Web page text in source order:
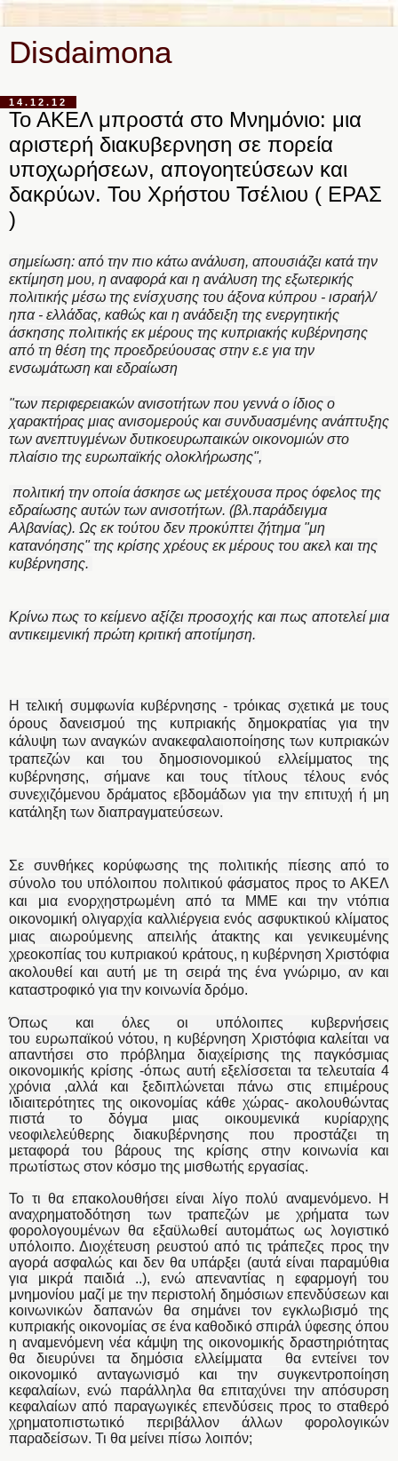
Disdaimona
14.12.12
Το ΑΚΕΛ μπροστά στο Μνημόνιο: μια
αριστερή διακυβερνηση σε πορεία
υποχωρήσεων, απογοητεύσεων και
δακρύων. Του Χρήστου Τσέλιου ( ΕΡΑΣ
)
σημείωση: από την πιο κάτω ανάλυση, απουσιάζει κατά την
εκτίμηση μου, η αναφορά και η ανάλυση της εξωτερικής
πολιτικής μέσω της ενίσχυσης του άξονα κύπρου - ισραήλ/
ηπα - ελλάδας, καθώς και η ανάδειξη της ενεργητικής
άσκησης πολιτικής εκ μέρους της κυπριακής κυβέρνησης
από τη θέση της προεδρεύουσας στην ε.ε για την
ενσωμάτωση και εδραίωση
"των περιφερειακών ανισοτήτων που γεννά ο ίδιος ο
χαρακτήρας μιας ανισομερούς και συνδυασμένης ανάπτυξης
των ανεπτυγμένων δυτικοευρωπαικών οικονομιών στο
πλαίσιο της ευρωπαϊκής ολοκλήρωσης",
πολιτική την οποία άσκησε ως μετέχουσα προς όφελος της
εδραίωσης αυτών των ανισοτήτων. (βλ.παράδειγμα
Αλβανίας). Ως εκ τούτου δεν προκύπτει ζήτημα "μη
κατανόησης" της κρίσης χρέους εκ μέρους του ακελ και της
κυβέρνησης.
Κρίνω πως το κείμενο αξίζει προσοχής και πως αποτελεί μια
αντικειμενική πρώτη κριτική αποτίμηση.
Η τελική συμφωνία κυβέρνησης - τρόικας σχετικά με τους
όρους δανεισμού της κυπριακής δημοκρατίας για την
κάλυψη των αναγκών ανακεφαλαιοποίησης των κυπριακών
τραπεζών και του δημοσιονομικού ελλείμματος της
κυβέρνησης, σήμανε και τους τίτλους τέλους ενός
συνεχιζόμενου δράματος εβδομάδων για την επιτυχή ή μη
κατάληξη των διαπραγματεύσεων.
Σε συνθήκες κορύφωσης της πολιτικής πίεσης από το
σύνολο του υπόλοιπου πολιτικού φάσματος προς το ΑΚΕΛ
και μια ενορχηστρωμένη από τα ΜΜΕ και την ντόπια
οικονομική ολιγαρχία καλλιέργεια ενός ασφυκτικού κλίματος
μιας αιωρούμενης απειλής άτακτης και γενικευμένης
χρεοκοπίας του κυπριακού κράτους, η κυβέρνηση Χριστόφια
ακολουθεί και αυτή με τη σειρά της ένα γνώριμο, αν και
καταστροφικό για την κοινωνία δρόμο.
Όπως και όλες οι υπόλοιπες κυβερνήσεις
του ευρωπαϊκού νότου, η κυβέρνηση Χριστόφια καλείται να
απαντήσει στο πρόβλημα διαχείρισης της παγκόσμιας
οικονομικής κρίσης -όπως αυτή εξελίσσεται τα τελευταία 4
χρόνια ,αλλά και ξεδιπλώνεται πάνω στις επιμέρους
ιδιαιτερότητες της οικονομίας κάθε χώρας- ακολουθώντας
πιστά το δόγμα μιας οικουμενικά κυρίαρχης
νεοφιλελεύθερης διακυβέρνησης
που προστάζει τη
μεταφορά του βάρους
της κρίσης στην κοινωνία και
πρωτίστως στον κόσμο της μισθωτής εργασίας.
Το τι θα επακολουθήσει είναι λίγο πολύ αναμενόμενο. Η
αναχρηματοδότηση των τραπεζών με χρήματα των
φορολογουμένων θα εξαϋλωθεί αυτομάτως ως λογιστικό
υπόλοιπο. Διοχέτευση ρευστού από τις τράπεζες προς την
αγορά ασφαλώς και δεν θα υπάρξει (αυτά είναι παραμύθια
για μικρά παιδιά ..), ενώ απεναντίας η εφαρμογή του
μνημονίου μαζί με την περιστολή δημόσιων επενδύσεων και
κοινωνικών δαπανών θα σημάνει τον εγκλωβισμό της
κυπριακής οικονομίας σε ένα καθοδικό σπιράλ ύφεσης όπου
η αναμενόμενη νέα κάμψη της οικονομικής δραστηριότητας
θα διευρύνει τα δημόσια ελλείμματα θα εντείνει τον
οικονομικό ανταγωνισμό και την συγκεντροποίηση
κεφαλαίων, ενώ παράλληλα θα επιταχύνει την απόσυρση
κεφαλαίων από παραγωγικές επενδύσεις προς το σταθερό
χρηματοπιστωτικό περιβάλλον άλλων φορολογικών
παραδείσων. Τι θα μείνει πίσω λοιπόν;